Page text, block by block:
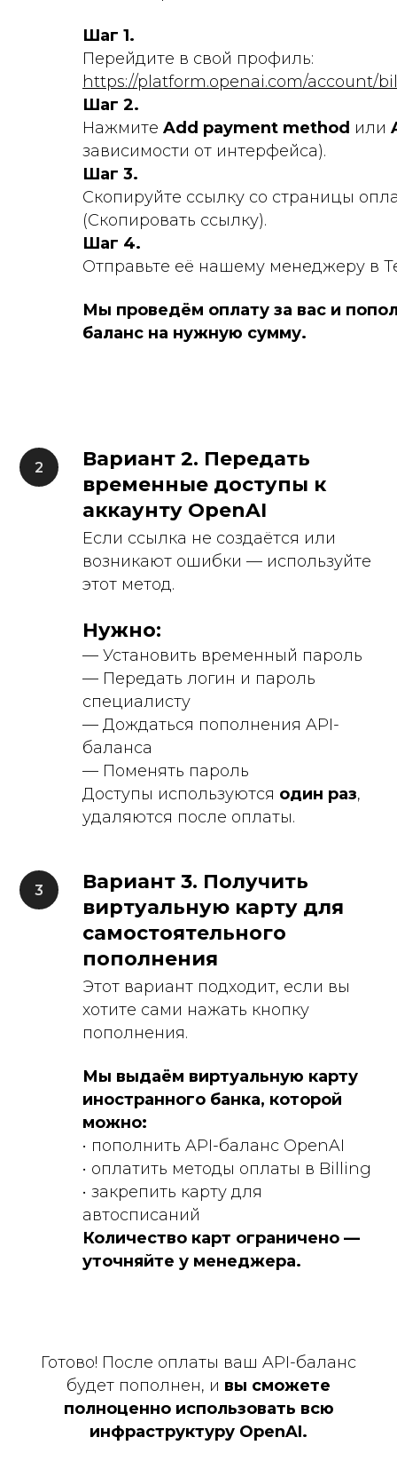
Шаг 1.
Перейдите в свой профиль:
https://platform.openai.com/account/
Шаг 2.
Нажмите Add payment method или
зависимости от интерфейса).
Шаг 3.
Скопируйте ссылку со страницы
(Скопировать ссылку).
Шаг 4.
Отправьте её нашему менеджеру в
Мы проведём оплату за вас и
баланс на нужную сумму.
Вариант 2. Передать
временные доступы к
аккаунту OpenAI
Если ссылка не создаётся или
возникают ошибки — используйте
этот метод.
Нужно:
— Установить временный пароль
— Передать логин и пароль
специалисту
— Дождаться пополнения API-
баланса
— Поменять пароль
Доступы используются один раз,
удаляются после оплаты.
Вариант 3. Получить
виртуальную карту для
самостоятельного
пополнения
Этот вариант подходит, если вы
хотите сами нажать кнопку
пополнения.
Мы выдаём виртуальную карту
иностранного банка, которой
можно:
• пополнить API-баланс OpenAI
• оплатить методы оплаты в Billing
• закрепить карту для
автосписаний
Количество карт ограничено —
уточняйте у менеджера.
Готово! После оплаты ваш API-баланс
будет пополнен, и вы сможете
полноценно использовать всю
инфраструктуру OpenAI.